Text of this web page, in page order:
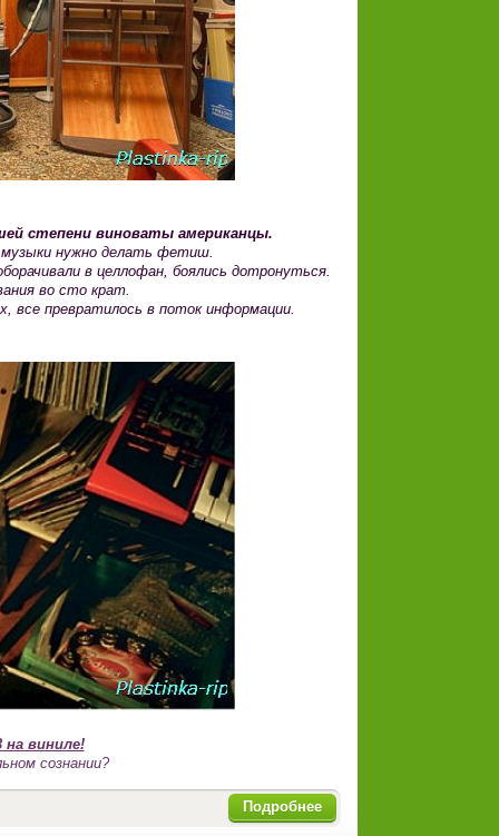
степени виноваты американцы.
нужно делать фетиш.
в целлофан, боялись дотронуться.
во сто крат.
превратилось в поток информации.
на виниле!
сознании?
Подробнее